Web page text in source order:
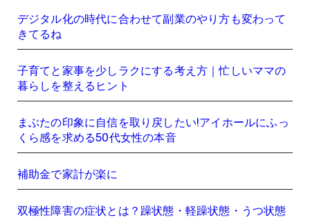
デジタル化の時代に合わせて副業のやり方も変わって
きてるね
子育てと家事を少しラクにする考え方｜忙しいママの
暮らしを整えるヒント
まぶたの印象に自信を取り戻したい!アイホールにふっ
くら感を求める50代女性の本音
補助金で家計が楽に
双極性障害の症状とは？躁状態・軽躁状態・うつ状態